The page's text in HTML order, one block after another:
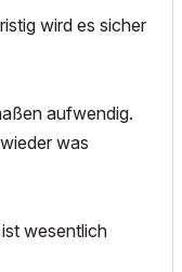
wird es sicher
aufwendig.
was
wesentlich